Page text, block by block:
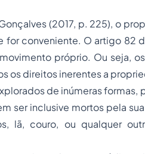
(2017, p. 225), o
for conveniente. O artigo 82
próprio. Ou seja,
os direitos inerentes a
de inúmeras formas,
ser inclusive mortos pela
lã, couro, ou qualquer